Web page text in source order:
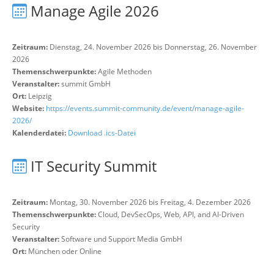
Manage Agile 2026
Zeitraum: Dienstag, 24. November 2026 bis Donnerstag, 26. November
2026
Themenschwerpunkte:Agile Methoden
Veranstalter:summit GmbH
Ort: Leipzig
Website: https://events.summit-community.de/event/manage-agile-
2026/
Kalenderdatei: Download .ics-Datei
IT Security Summit
Zeitraum: Montag, 30. November 2026 bis Freitag, 4. Dezember 2026
Themenschwerpunkte:Cloud, DevSecOps, Web, API, and AI-Driven
Security
Veranstalter:Software und Support Media GmbH
Ort: München oder Online